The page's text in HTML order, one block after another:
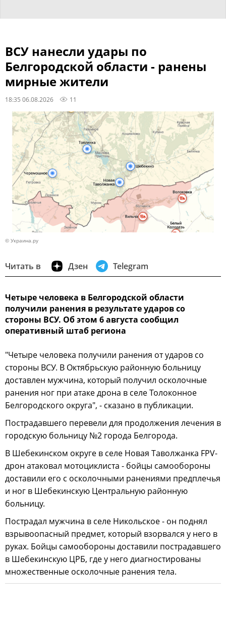
ВСУ нанесли удары по
Белгородской области - ранены
мирные жители
18:35 06.08.2026 11
© Украина.ру
Читать в Дзен Telegram
Четыре человека в Белгородской области
получили ранения в результате ударов со
стороны ВСУ. Об этом 6 августа сообщил
оперативный штаб региона
"Четыре человека получили ранения от ударов со
стороны ВСУ. В Октябрьскую районную больницу
доставлен мужчина, который получил осколочные
ранения ног при атаке дрона в селе Толоконное
Белгородского округа", - сказано в публикации.
Пострадавшего перевели для продолжения лечения в
городскую больницу №2 города Белгорода.
В Шебекинском округе в селе Новая Таволжанка FPV-
дрон атаковал мотоциклиста - бойцы самообороны
доставили его с осколочными ранениями предплечья
и ног в Шебекинскую Центральную районную
больницу.
Пострадал мужчина в селе Никольское - он поднял
взрывоопасный предмет, который взорвался у него в
руках. Бойцы самообороны доставили пострадавшего
в Шебекинскую ЦРБ, где у него диагностированы
множественные осколочные ранения тела.